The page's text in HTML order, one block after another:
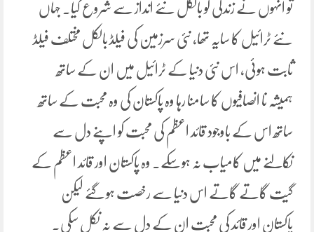
تو انہوں نے زندگی کو بالکل نئے انداز سے شروع کیا۔ جہاں
نئے ٹرائیل کا سایہ تھا، نئی سرزمین کی فیلڈ بالکل مختلف فیلڈ
ثابت ہوئی، اس نئی دنیا کے ٹرائیل میں ان کے ساتھ
ہمیشہ نا انصافیوں کا سامنا رہا وہ پاکستان کی وہ محبت کے ساتھ
ساتھ اس کے باوجود قائد اعظم کی محبت کو اپنے دل سے
نکالنے میں کامیاب نہ ہوسکے۔ وہ پاکستان اور قائد اعظم کے
گیت گاتے گاتے اس دنیا سے رخصت ہو گئے لیکن
پاکستان اور قائد کی محبت ان کے دل سے نہ نکل سکی۔